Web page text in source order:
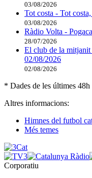
03/08/2026
Tot costa - Tot
03/08/2026
Ràdio Volta -
28/07/2026
El club de la
02/08/2026
02/08/2026
* Dades de les últimes 48h
Altres informacions:
Himnes del futbol
Més temes
Corporatiu